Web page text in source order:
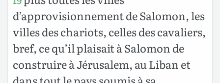
d’approvisionnement de Salomon, les
villes des chariots, celles des cavaliers,
bref, ce qu’il plaisait à Salomon de
construire à Jérusalem, au Liban et